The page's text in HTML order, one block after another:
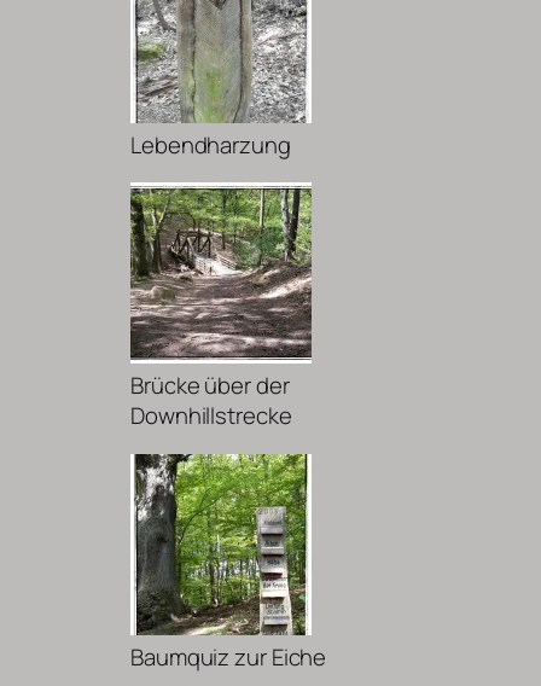
Lebendharzung
Brücke über der
Downhillstrecke
Baumquiz zur Eiche